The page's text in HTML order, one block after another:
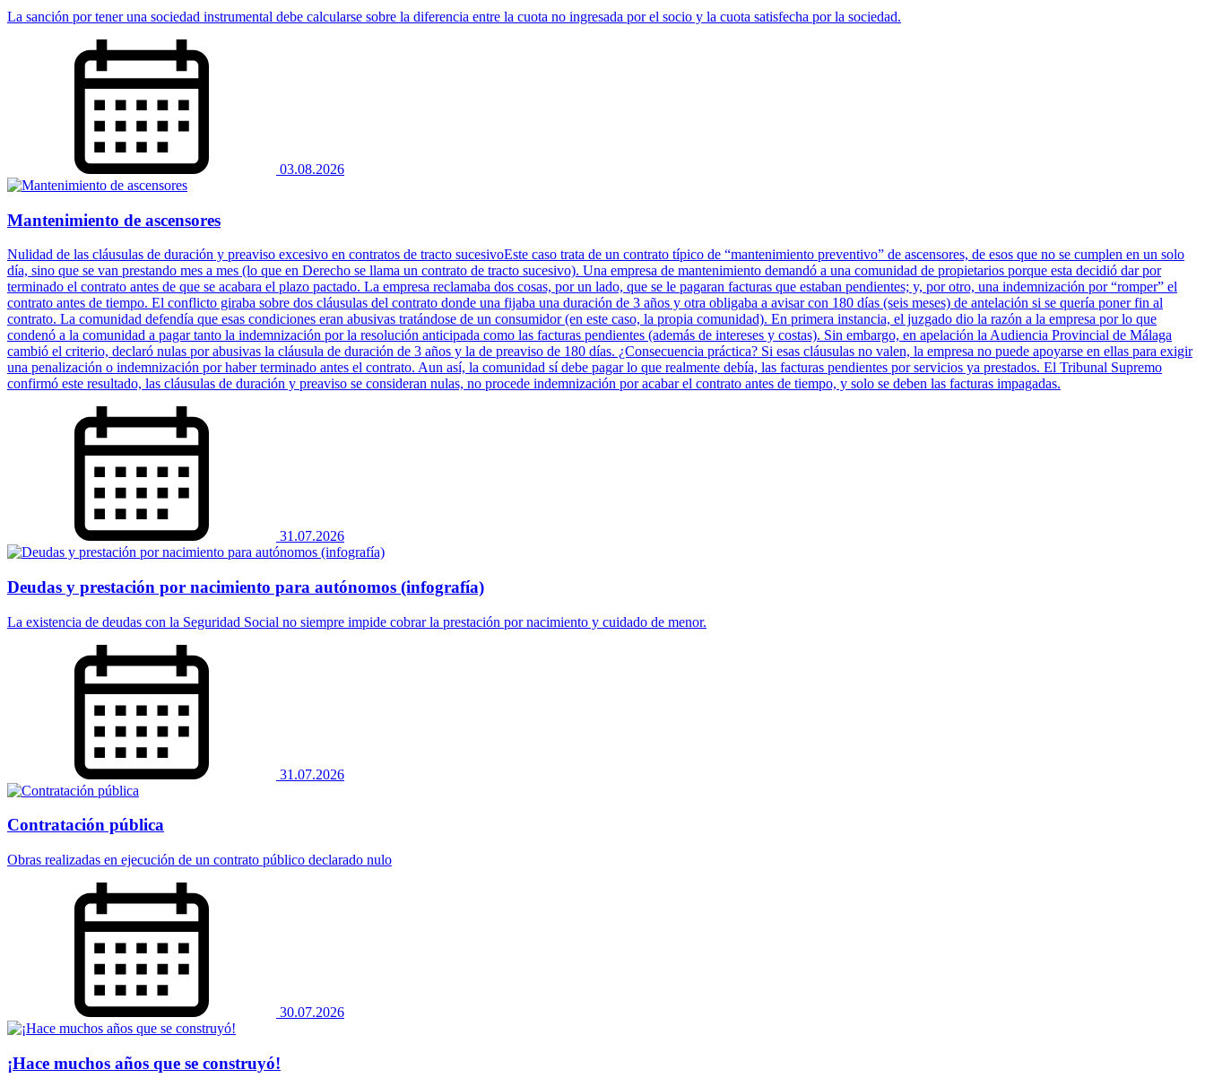
La sanción por tener una sociedad instrumental debe calcularse sobre la diferencia entre la cuota no ingresada por el socio y la cuota satisfecha por la sociedad.
03.08.2026
Mantenimiento de ascensores
Nulidad de las cláusulas de duración y preaviso excesivo en contratos de tracto sucesivoEste caso trata de un contrato típico de “mantenimiento preventivo” de ascensores, de esos que no se cumplen en un solo
día, sino que se van prestando mes a mes (lo que en Derecho se llama un contrato de tracto sucesivo). Una empresa de mantenimiento demandó a una comunidad de propietarios porque esta decidió dar por
terminado el contrato antes de que se acabara el plazo pactado. La empresa reclamaba dos cosas, por un lado, que se le pagaran facturas que estaban pendientes; y, por otro, una indemnización por “romper” el
contrato antes de tiempo. El conflicto giraba sobre dos cláusulas del contrato donde una fijaba una duración de 3 años y otra obligaba a avisar con 180 días (seis meses) de antelación si se quería poner fin al
contrato. La comunidad defendía que esas condiciones eran abusivas tratándose de un consumidor (en este caso, la propia comunidad). En primera instancia, el juzgado dio la razón a la empresa por lo que
condenó a la comunidad a pagar tanto la indemnización por la resolución anticipada como las facturas pendientes (además de intereses y costas). Sin embargo, en apelación la Audiencia Provincial de Málaga
cambió el criterio, declaró nulas por abusivas la cláusula de duración de 3 años y la de preaviso de 180 días. ¿Consecuencia práctica? Si esas cláusulas no valen, la empresa no puede apoyarse en ellas para exigir
una penalización o indemnización por haber terminado antes el contrato. Aun así, la comunidad sí debe pagar lo que realmente debía, las facturas pendientes por servicios ya prestados. El Tribunal Supremo
confirmó este resultado, las cláusulas de duración y preaviso se consideran nulas, no procede indemnización por acabar el contrato antes de tiempo, y solo se deben las facturas impagadas.
31.07.2026
Deudas y prestación por nacimiento para autónomos (infografía)
La existencia de deudas con la Seguridad Social no siempre impide cobrar la prestación por nacimiento y cuidado de menor.
31.07.2026
Contratación pública
Obras realizadas en ejecución de un contrato público declarado nulo
30.07.2026
¡Hace muchos años que se construyó!